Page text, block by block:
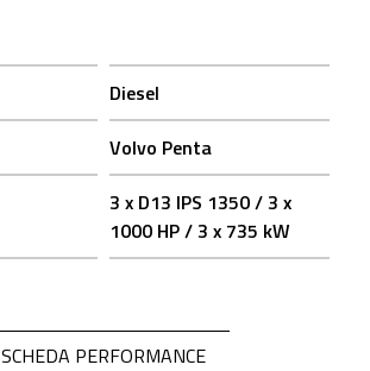
Diesel
Volvo Penta
3 x D13 IPS 1350 / 3 x
1000 HP / 3 x 735 kW
SCHEDA PERFORMANCEOPEN IN A NEW